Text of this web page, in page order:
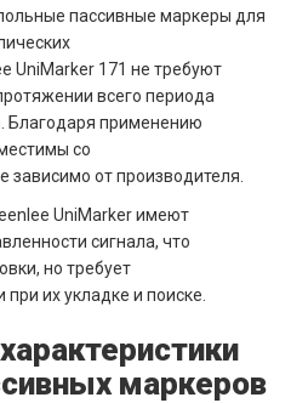
пассивные маркеры для
UniMarker 171 не требуют
всего периода
Благодаря применению
со
зависимо от производителя.
UniMarker имеют
сигнала, что
но требует
их укладке и поиске.
маркеров